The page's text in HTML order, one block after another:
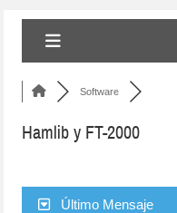
Software
Hamlib y FT-2000
Último Mensaje